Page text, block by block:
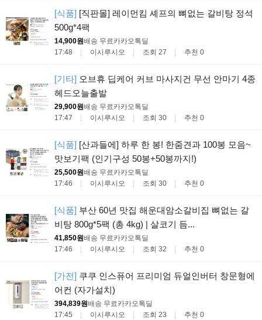
[식품] [직판몰] 레이먼킴 셰프의 뼈없는 갈비탕 정석
500g*4팩
14,900원배송 무료카카오톡딜
17:48
이시루시오 조회 27 추천 0
[기타] 오브휴 딥케어 커브 마사지건 무선 안마기 4종
헤드오늘출발
29,900원배송 무료카카오톡딜
17:47
이시루시오 조회 30 추천 0
[식품] [산과들에] 하루 한 봉! 한줌견과 100봉 모음~
맛보기팩 (인기구성 50봉+50봉까지!)
25,500원배송 무료카카오톡딜
17:46
이시루시오 조회 30 추천 0
[식품] 부산 60년 맛집 해운대암소갈비집 뼈없는 갈
비탕 800g*5팩 (총 4kg) | 살코기 듬...
41,850원배송 무료카카오톡딜
17:46
이시루시오 조회 32 추천 0
[가전] 쿠쿠 인스퓨어 프리미엄 듀얼인버터 창문형에
어컨 (자가설치)
394,839원배송 무료카카오톡딜
17:45
이시루시오 조회 23 추천 0